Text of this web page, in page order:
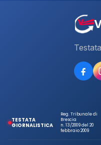
TESTATA
GIORNALISTICA
Reg. Tribunale di
Brescia
n. 13/2009 del 20
febbraio 2009